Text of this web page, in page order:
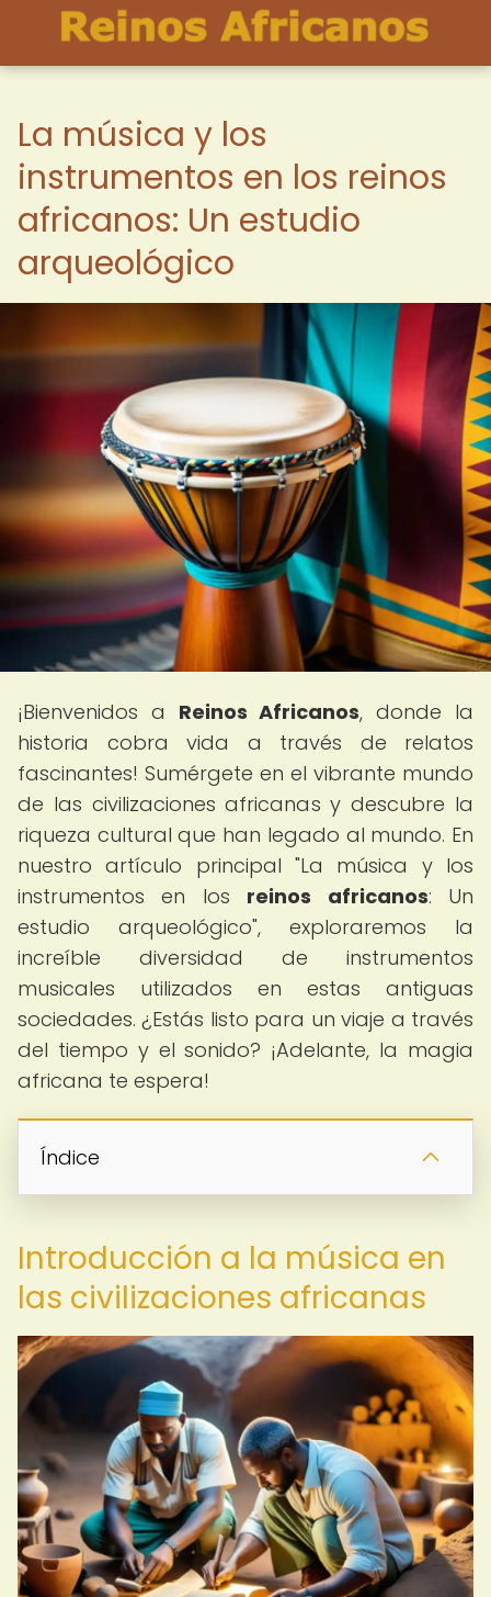
La música y los
instrumentos en los reinos
africanos: Un estudio
arqueológico
¡Bienvenidos a Reinos Africanos, donde la
historia cobra vida a través de relatos
fascinantes! Sumérgete en el vibrante mundo
de las civilizaciones africanas y descubre la
riqueza cultural que han legado al mundo. En
nuestro artículo principal "La música y los
instrumentos en los reinos africanos: Un
estudio arqueológico", exploraremos la
increíble diversidad de instrumentos
musicales utilizados en estas antiguas
sociedades. ¿Estás listo para un viaje a través
del tiempo y el sonido? ¡Adelante, la magia
africana te espera!
Índice
Introducción a la música en
las civilizaciones africanas